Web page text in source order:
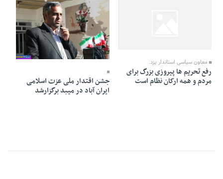
معاون سیاسی استاندار یزد:
رفع تحریم ها پیروزی بزرگ برای
مردم و همه ارکان نظام است
28 Dey 1394 - 01:42
جشن اقتدار ملی عزت اسلامی
ایران آباد در میبد برگزارشد